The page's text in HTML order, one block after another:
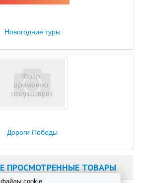
файлы cookie
Новогодние туры
Дороги Победы
ПРОСМОТРЕННЫЕ ТОВАРЫ